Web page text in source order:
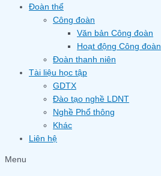
Đoàn thể
Công đoàn
Văn bản Công đoàn
Hoạt động Công đoàn
Đoàn thanh niên
Tài liệu học tập
GDTX
Đào tạo nghề LDNT
Nghề Phổ thông
Khác
Liên hệ
Menu